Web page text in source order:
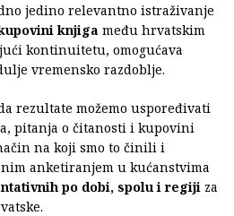
jedino relevantno istraživanje
knjiga među hrvatskim
kontinuitetu, omogućava
vremensko razdoblje.
rezultate možemo uspoređivati
pitanja o čitanosti i kupovini
na koji smo to činili i
anketiranjem u kućanstvima
po dobi, spolu i regiji za